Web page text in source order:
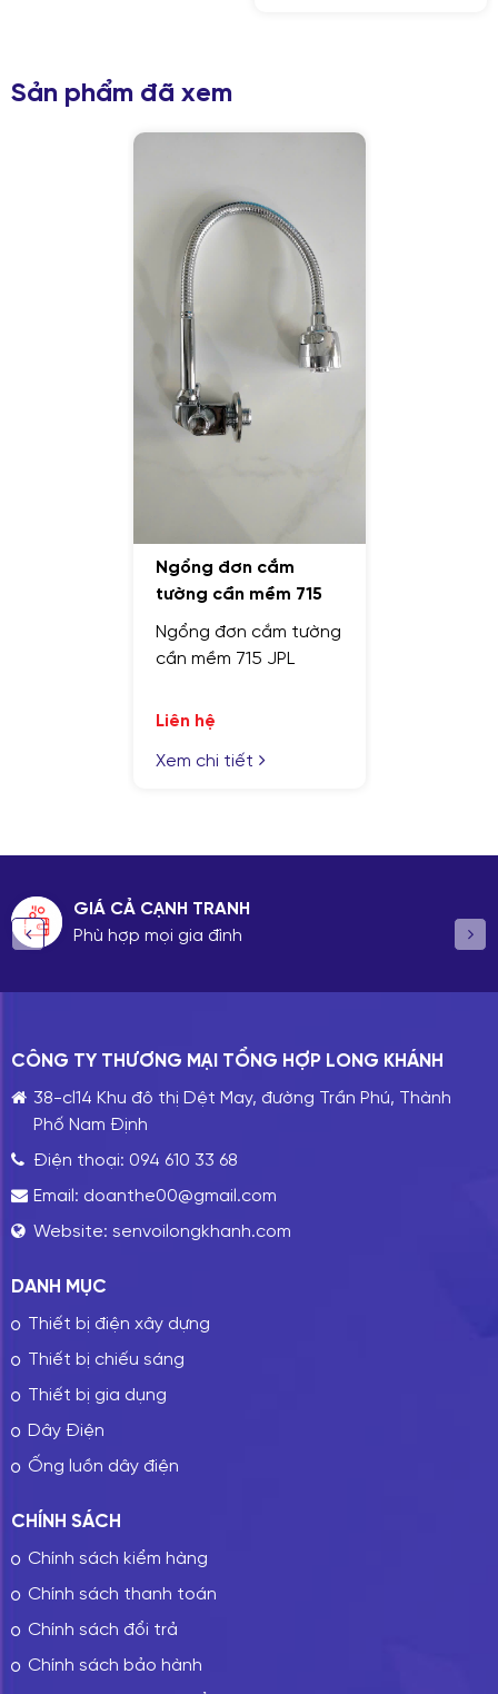
GỬI YÊU CẦU Nhập lại
Sản phẩm đã xem
Ngổng đơn cắm
tường cần mềm 715
JPL
Ngổng đơn cắm tường
cần mềm 715 JPL
Liên hệ
Xem chi tiết
GIÁ CẢ CẠNH TRANH
Phù hợp mọi gia đình
CÔNG TY THƯƠNG MẠI TỔNG HỢP LONG KHÁNH
38-cl14 Khu đô thị Dệt May, đường Trần Phú, Thành
Phố Nam Định
Điện thoại: 094 610 33 68
Email: doanthe00@gmail.com
Website: senvoilongkhanh.com
DANH MỤC
Thiết bị điện xây dựng
Thiết bị chiếu sáng
Thiết bị gia dụng
Dây Điện
Ống luồn dây điện
CHÍNH SÁCH
Chính sách kiểm hàng
Chính sách thanh toán
Chính sách đổi trả
Chính sách bảo hành